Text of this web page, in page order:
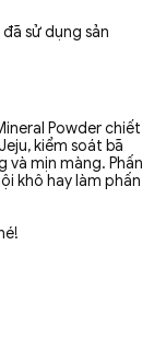
sử dụng sản
Powder chiết
kiểm soát bã
và mịn màng. Phấn
khô hay làm phấn